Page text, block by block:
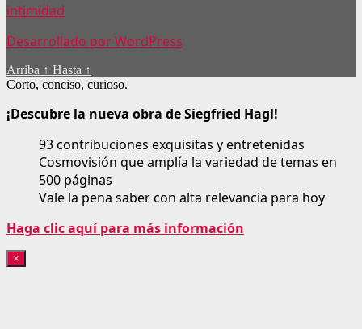
intimidad
Desarrollado por WordPress
Arriba ↑ Hasta ↑
Corto, conciso, curioso.
¡Descubre la nueva obra de Siegfried Hagl!
93 contribuciones exquisitas y entretenidas
Cosmovisión que amplía la variedad de temas en
500 páginas
Vale la pena saber con alta relevancia para hoy
Haga clic aquí para más información
×